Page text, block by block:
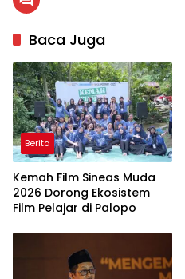
Baca Juga
Berita
Kemah Film Sineas Muda
2026 Dorong Ekosistem
Film Pelajar di Palopo